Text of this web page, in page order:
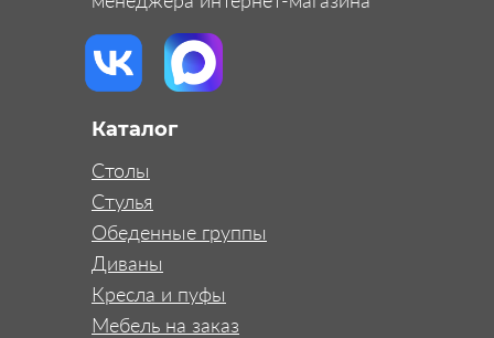
Каталог
Обеденные группы
Мебель на заказ
Кресла и пуфы
Диваны
Стулья
Столы